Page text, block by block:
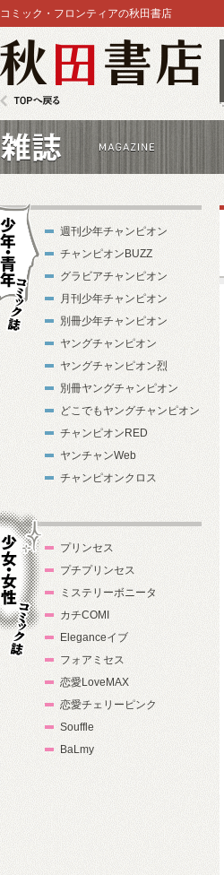
コミック・フロンティアの秋田書店
週刊少年チャンピオン
チャンピオンBUZZ
グラビアチャンピオン
月刊少年チャンピオン
別冊少年チャンピオン
ヤングチャンピオン
ヤングチャンピオン烈
別冊ヤングチャンピオン
どこでもヤングチャンピオン
チャンピオンRED
ヤンチャンWeb
チャンピオンクロス
プリンセス
プチプリンセス
ミステリーボニータ
カチCOMI
Eleganceイブ
フォアミセス
恋愛LoveMAX
恋愛チェリーピンク
Souffle
BaLmy